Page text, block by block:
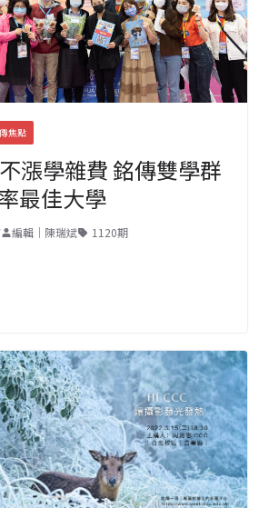
焦點
漲學雜費 銘傳雙學群
最佳大學
編輯｜陳瑞斌 1120期